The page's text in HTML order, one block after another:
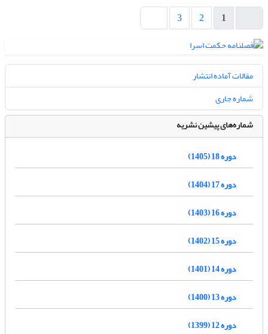
1
2
3
مقالات آماده انتشار
شماره جاری
شماره‌های پیشین نشریه
دوره 18 (1405)
دوره 17 (1404)
دوره 16 (1403)
دوره 15 (1402)
دوره 14 (1401)
دوره 13 (1400)
دوره 12 (1399)